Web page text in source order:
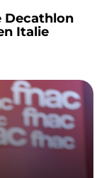
Decathlon
Italie